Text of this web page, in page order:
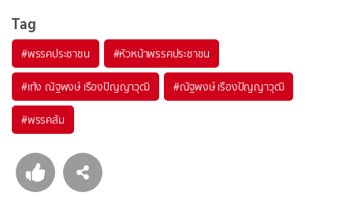
Tag
#พรรคประชาชน #หัวหน้าพรรคประชาชน
#เท้ง ณัฐพงษ์ เรืองปัญญาวุฒิ #ณัฐพงษ์ เรืองปัญญาวุฒิ
#พรรคส้ม